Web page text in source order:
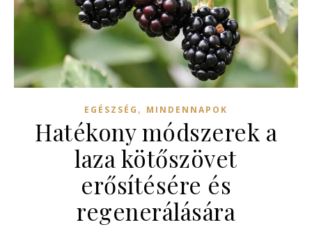
EGÉSZSÉG , MINDENNAPOK
Hatékony módszerek a
laza kötőszövet
erősítésére és
regenerálására